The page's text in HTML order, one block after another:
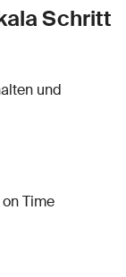
Schritt
und
Time